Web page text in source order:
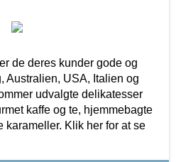
de deres kunder gode og
Australien, USA, Italien og
udvalgte delikatesser
kaffe og te, hjemmebagte
karameller. Klik her for at se